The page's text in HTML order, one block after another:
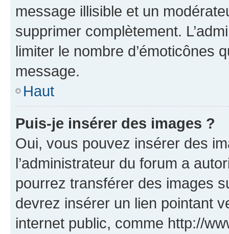
message illisible et un
supprimer complètement.
limiter le nombre d’émoticônes
message.
Haut
Puis-je insérer des images ?
Oui, vous pouvez insérer des
l’administrateur du forum a
pourrez transférer des images
devrez insérer un lien pointant
internet public, comme http://